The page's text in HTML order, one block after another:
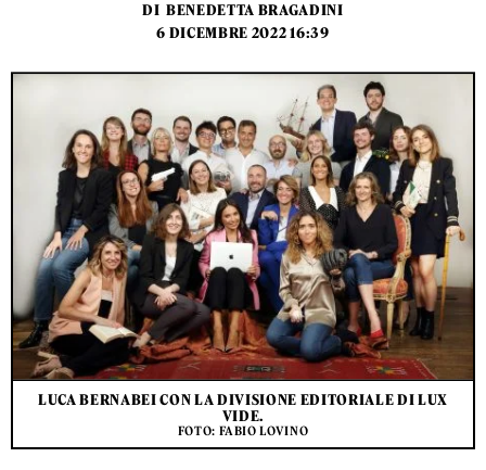
DI BENEDETTA BRAGADINI
6 DICEMBRE 2022 16:39
LUCA BERNABEI CON LA DIVISIONE EDITORIALE DI LUX
VIDE.
FOTO: FABIO LOVINO